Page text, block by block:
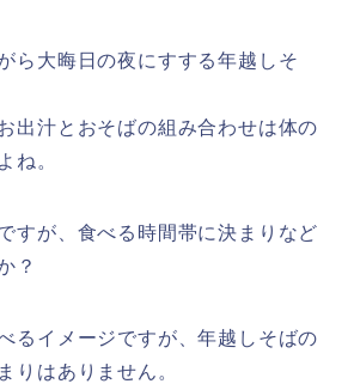
ら大晦日の夜にすする年越しそ
出汁とおそばの組み合わせは体の
ね。
すが、食べる時間帯に決まりなど
？
るイメージですが、年越しそばの
りはありません。